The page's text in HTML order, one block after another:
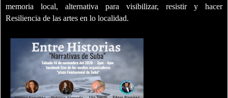
memoria local, alternativa para visibilizar, resistir y hacer
Resiliencia de las artes en lo localidad.